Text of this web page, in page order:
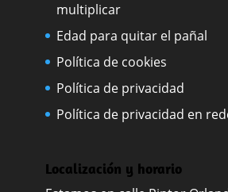
multiplicar
Edad para quitar el pañal
Política de cookies
Política de privacidad
Política de privacidad en
Localización y horario